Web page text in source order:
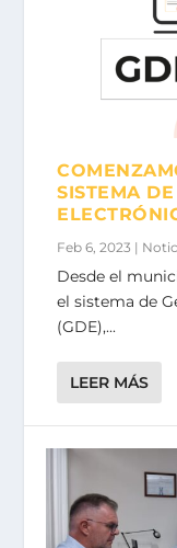
SISTEMA
Feb 6, 2023 |
Desde el
el sistema de
(GDE),...
LEER MÁS